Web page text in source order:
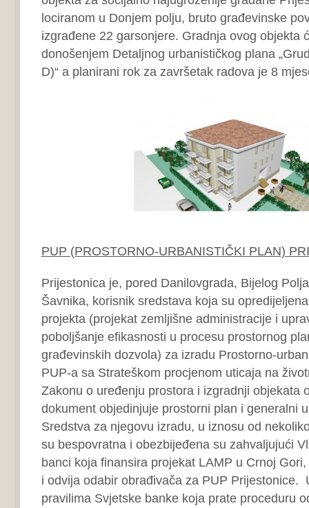
lociranom u Donjem polju, bruto građevinske
izgrađene 22 garsonjere. Gradnja ovog objekta
donošenjem Detaljnog urbanističkog plana
D)“ a planirani rok za završetak radova je 8
PUP (PROSTORNO-URBANISTIČKI PLAN)
Prijestonica je, pored Danilovgrada, Bijelog
Šavnika, korisnik sredstava koja su
projekta (projekat zemljišne administracije i
poboljšanje efikasnosti u procesu prostornog
građevinskih dozvola) za izradu Prostorno-
PUP-a sa Strateškom procjenom uticaja na
Zakonu o uređenju prostora i izgradnji objekata
dokument objedinjuje prostorni plan i generalni
Sredstva za njegovu izradu, u iznosu od
su bespovratna i obezbijeđena su zahvaljujući
banci koja finansira projekat LAMP u Crnoj
i odvija odabir obrađivača za PUP Prijestonice.
pravilima Svjetske banke koja prate proceduru